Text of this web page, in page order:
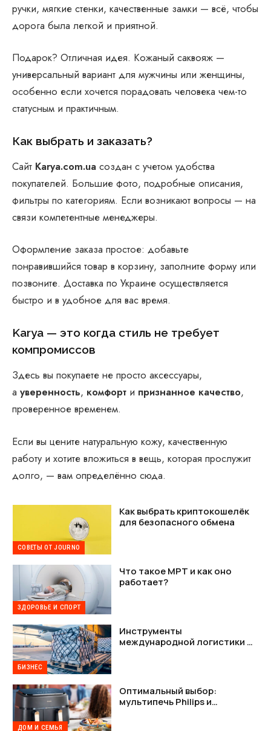
ручки, мягкие стенки, качественные замки — всё, чтобы
дорога была легкой и приятной.
Подарок? Отличная идея. Кожаный саквояж —
универсальный вариант для мужчины или женщины,
особенно если хочется порадовать человека чем-то
статусным и практичным.
Как выбрать и заказать?
Сайт Karya.com.ua создан с учетом удобства
покупателей. Большие фото, подробные описания,
фильтры по категориям. Если возникают вопросы — на
связи компетентные менеджеры.
Оформление заказа простое: добавьте
понравившийся товар в корзину, заполните форму или
позвоните. Доставка по Украине осуществляется
быстро и в удобное для вас время.
Karya — это когда стиль не требует
компромиссов
Здесь вы покупаете не просто аксессуары,
а уверенность, комфорт и признанное качество,
проверенное временем.
Если вы цените натуральную кожу, качественную
работу и хотите вложиться в вещь, которая прослужит
долго, — вам определённо сюда.
СОВЕТЫ ОТ JOURNO
Как выбрать криптокошелёк
для безопасного обмена
ЗДОРОВЬЕ И СПОРТ
Что такое МРТ и как оно
работает?
БИЗНЕС
Инструменты
международной логистики —
ДОМ И СЕМЬЯ
Оптимальный выбор:
мультипечь Philips и